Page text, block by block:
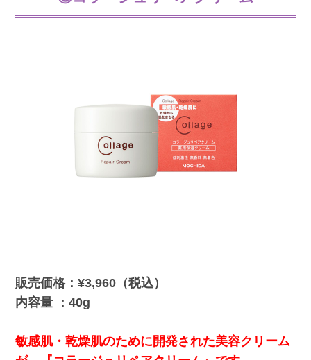
販売価格：¥3,960（税込）
内容量 ：40g
敏感肌・乾燥肌のために開発された美容クリーム